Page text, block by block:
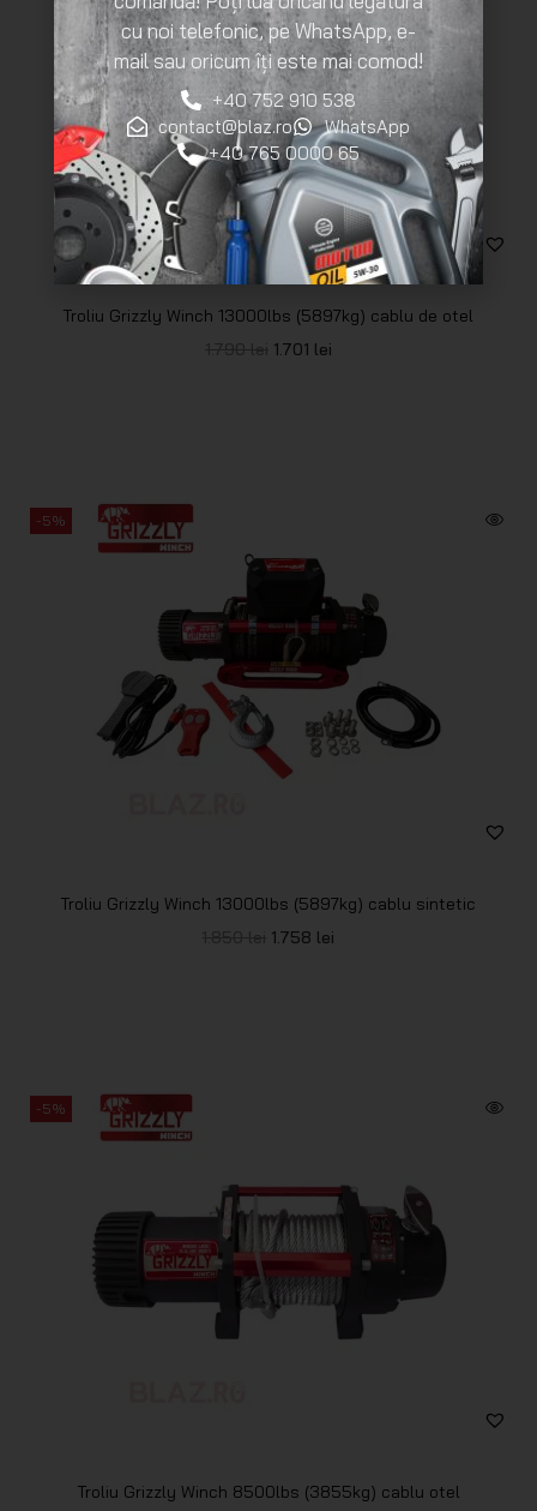
Troliu Grizzly Winch 13000lbs (5897kg) cablu de otel
1.701 lei
-5%
Troliu Grizzly Winch 13000lbs (5897kg) cablu sintetic
1.758 lei
-5%
Troliu Grizzly Winch 8500lbs (3855kg) cablu otel
cu noi telefonic, pe WhatsApp, e-
mail sau oricum îți este mai comod!
+40 752 910 538
contact@blaz.ro
WhatsApp
+40 765 0000 65